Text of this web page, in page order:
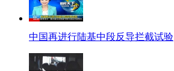
中国再进行陆基中段反导拦截试验